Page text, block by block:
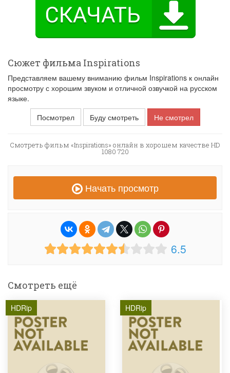
Сюжет фильма Inspirations
Представляем вашему вниманию фильм Inspirations к онлайн
просмотру с хорошим звуком и отличной озвучкой на русском
языке.
Посмотрел
Буду смотреть Не смотрел
Смотреть фильм «Inspirations» онлайн в хорошем качестве HD
1080 720
Начать просмотр
6.5
Смотреть ещё
HDRip HDRip